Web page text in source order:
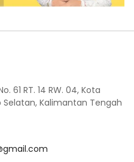
61 RT. 14 RW. 04, Kota
Kalimantan Tengah